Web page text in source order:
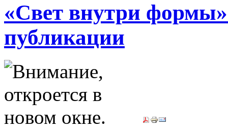
«Свет внутри
публикации